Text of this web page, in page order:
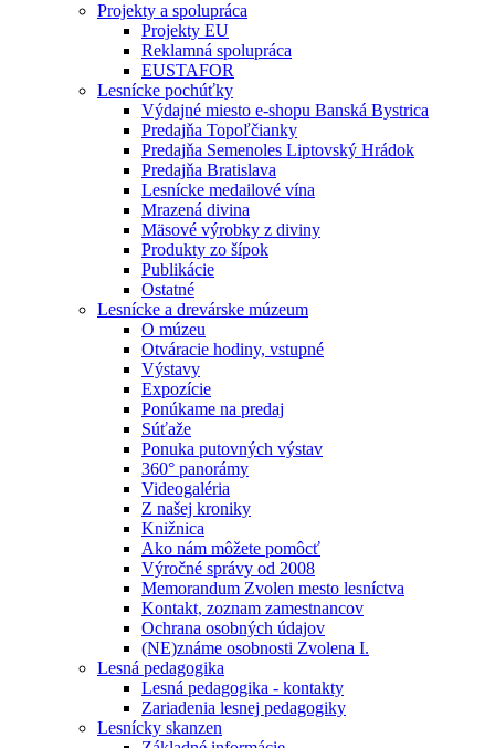
Projekty a spolupráca
Projekty EU
Reklamná spolupráca
EUSTAFOR
Lesnícke pochúťky
Výdajné miesto e-shopu Banská Bystrica
Predajňa Topoľčianky
Predajňa Semenoles Liptovský Hrádok
Predajňa Bratislava
Lesnícke medailové vína
Mrazená divina
Mäsové výrobky z diviny
Produkty zo šípok
Publikácie
Ostatné
Lesnícke a drevárske múzeum
O múzeu
Otváracie hodiny, vstupné
Výstavy
Expozície
Ponúkame na predaj
Súťaže
Ponuka putovných výstav
360° panorámy
Videogaléria
Z našej kroniky
Knižnica
Ako nám môžete pomôcť
Výročné správy od 2008
Memorandum Zvolen mesto lesníctva
Kontakt, zoznam zamestnancov
Ochrana osobných údajov
(NE)známe osobnosti Zvolena I.
Lesná pedagogika
Lesná pedagogika - kontakty
Zariadenia lesnej pedagogiky
Lesnícky skanzen